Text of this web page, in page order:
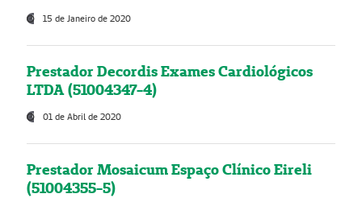
15 de Janeiro de 2020
Prestador Decordis Exames Cardiológicos
LTDA (51004347-4)
01 de Abril de 2020
Prestador Mosaicum Espaço Clínico Eireli
(51004355-5)